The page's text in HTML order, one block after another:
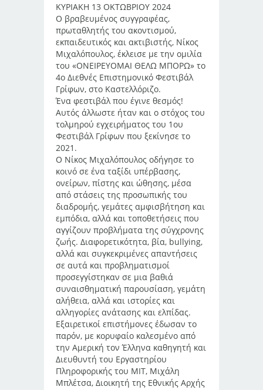
ΚΥΡΙΑΚΗ 13 ΟΚΤΩΒΡΙΟΥ 2024
Ο βραβευμένος συγγραφέας,
πρωταθλητής του ακοντισμού,
εκπαιδευτικός και ακτιβιστής, Νίκος
Μιχαλόπουλος, έκλεισε με την ομιλία
του «ΟΝΕΙΡΕΥΟΜΑΙ ΘΕΛΩ ΜΠΟΡΩ» το
4ο Διεθνές Επιστημονικό Φεστιβάλ
Γρίφων, στο Καστελλόριζο.
Ένα φεστιβάλ που έγινε θεσμός!
Αυτός άλλωστε ήταν και ο στόχος του
τολμηρού εγχειρήματος του 1ου
Φεστιβάλ Γρίφων που ξεκίνησε το
2021.
Ο Νίκος Μιχαλόπουλος οδήγησε το
κοινό σε ένα ταξίδι υπέρβασης,
ονείρων, πίστης και ώθησης, μέσα
από στάσεις της προσωπικής του
διαδρομής, γεμάτες αμφισβήτηση και
εμπόδια, αλλά και τοποθετήσεις που
αγγίζουν προβλήματα της σύγχρονης
ζωής. Διαφορετικότητα, βία, bullying,
αλλά και συγκεκριμένες απαντήσεις
σε αυτά και προβληματισμοί
προσεγγίστηκαν σε μια βαθιά
συναισθηματική παρουσίαση, γεμάτη
αλήθεια, αλλά και ιστορίες και
αλληγορίες ανάτασης και ελπίδας.
Εξαιρετικοί επιστήμονες έδωσαν το
παρόν, με κορυφαίο καλεσμένο από
την Αμερική τον Έλληνα καθηγητή και
Διευθυντή του Εργαστηρίου
Πληροφορικής του ΜΙΤ, Μιχάλη
Μπλέτσα, Διοικητή της Εθνικής Αρχής